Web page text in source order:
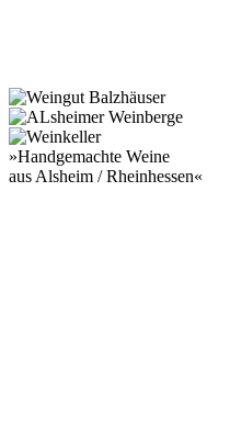
»Handgemachte Weine
aus Alsheim / Rheinhessen«